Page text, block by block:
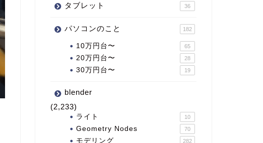
タブレット 36
パソコンのこと 182
10万円台〜 65
20万円台〜 28
30万円台〜 19
blender
(2,233)
ライト 10
Geometry Nodes 70
モデリング 282